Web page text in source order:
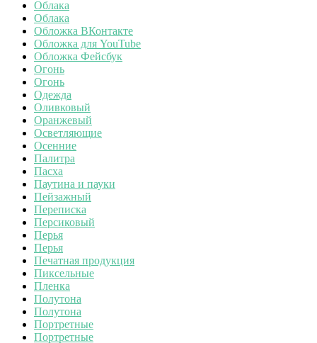
Облака
Облака
Обложка ВКонтакте
Обложка для YouTube
Обложка Фейсбук
Огонь
Огонь
Одежда
Оливковый
Оранжевый
Осветляющие
Осенние
Палитра
Пасха
Паутина и пауки
Пейзажный
Переписка
Персиковый
Перья
Перья
Печатная продукция
Пиксельные
Пленка
Полутона
Полутона
Портретные
Портретные